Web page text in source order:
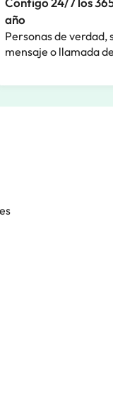
año
Personas de verdad,
mensaje o llamada